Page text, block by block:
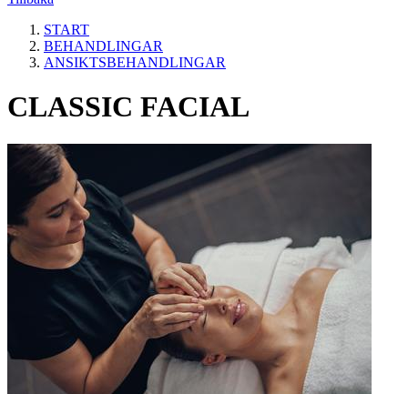
START
BEHANDLINGAR
ANSIKTSBEHANDLINGAR
CLASSIC FACIAL